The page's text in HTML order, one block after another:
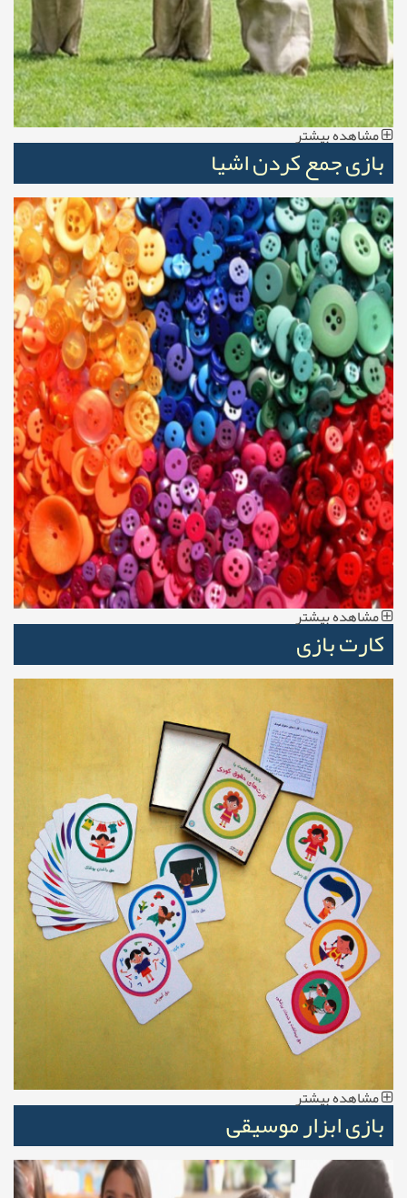
مشاهده بیشتر
بازی جمع کردن اشیا
مشاهده بیشتر
کارت بازی
مشاهده بیشتر
بازی ابزار موسیقی